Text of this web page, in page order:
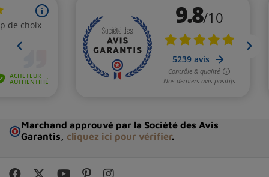
Marchand approuvé par la Société des Avis
Garantis, cliquez ici pour vérifier.